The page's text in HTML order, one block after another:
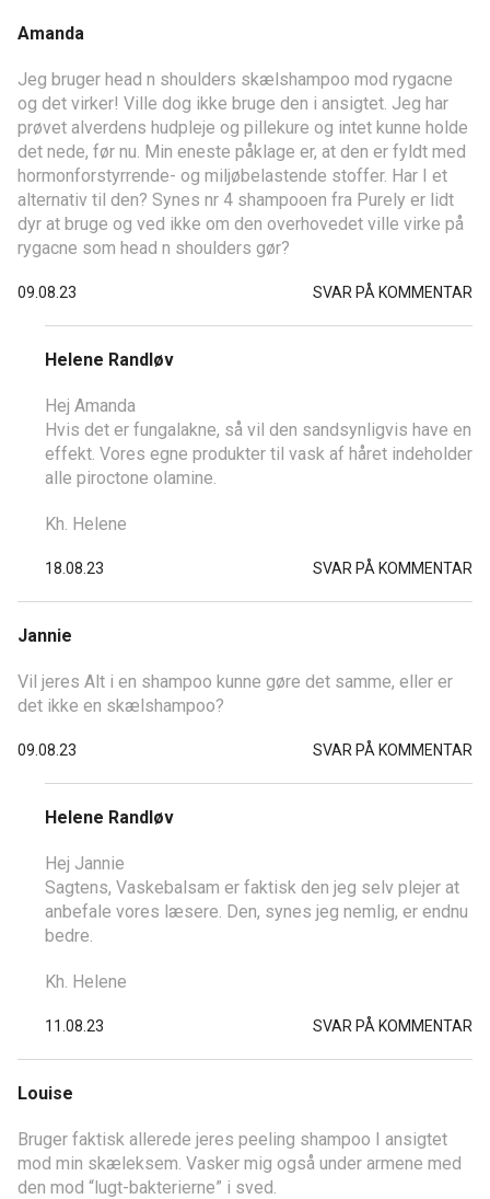
Amanda
Jeg bruger head n shoulders skælshampoo mod rygacne
og det virker! Ville dog ikke bruge den i ansigtet. Jeg har
prøvet alverdens hudpleje og pillekure og intet kunne holde
det nede, før nu. Min eneste påklage er, at den er fyldt med
hormonforstyrrende- og miljøbelastende stoffer. Har I et
alternativ til den? Synes nr 4 shampooen fra Purely er lidt
dyr at bruge og ved ikke om den overhovedet ville virke på
rygacne som head n shoulders gør?
09.08.23 SVAR PÅ KOMMENTAR
Helene Randløv
Hej Amanda
Hvis det er fungalakne, så vil den sandsynligvis have en
effekt. Vores egne produkter til vask af håret indeholder
alle piroctone olamine.
Kh. Helene
18.08.23 SVAR PÅ KOMMENTAR
Jannie
Vil jeres Alt i en shampoo kunne gøre det samme, eller er
det ikke en skælshampoo?
09.08.23 SVAR PÅ KOMMENTAR
Helene Randløv
Hej Jannie
Sagtens, Vaskebalsam er faktisk den jeg selv plejer at
anbefale vores læsere. Den, synes jeg nemlig, er endnu
bedre.
Kh. Helene
11.08.23 SVAR PÅ KOMMENTAR
Louise
Bruger faktisk allerede jeres peeling shampoo I ansigtet
mod min skæleksem. Vasker mig også under armene med
den mod “lugt-bakterierne” i sved.